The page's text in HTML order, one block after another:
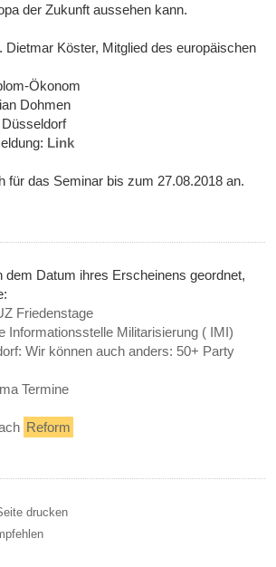
der Zukunft aussehen kann.
Dietmar Köster, Mitglied des europäischen
Ökonom
Dohmen
Link
für das Seminar bis zum 27.08.2018 an.
dem Datum ihres Erscheinens geordnet,
Friedenstage
Informationsstelle Militarisierung ( IMI)
Wir können auch anders: 50+ Party
Termine
Reform
drucken